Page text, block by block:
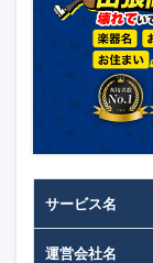
サービス名
運営会社名